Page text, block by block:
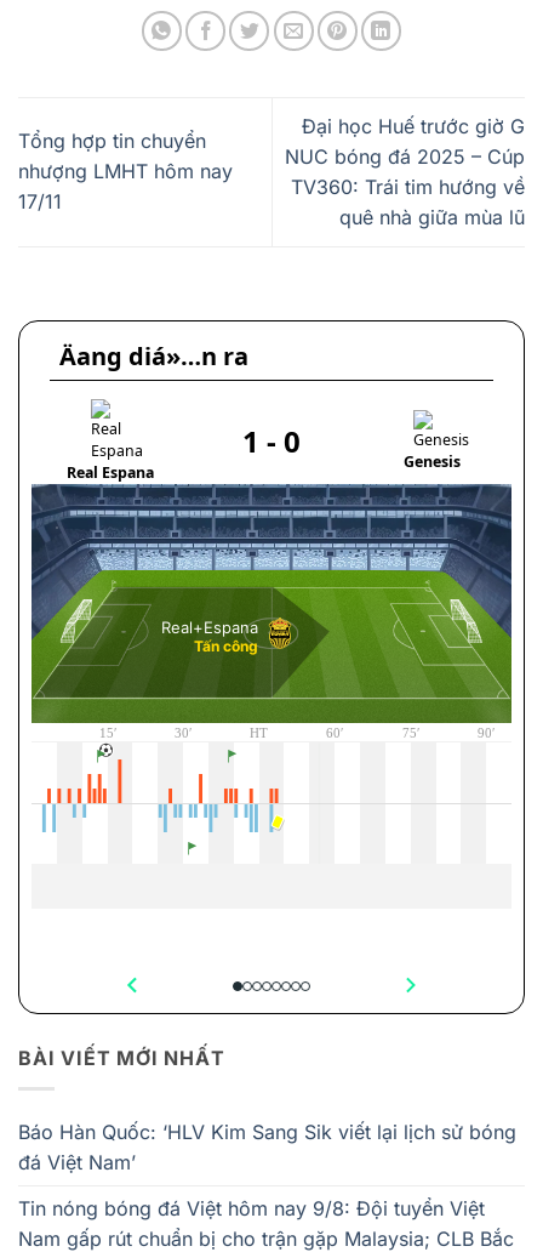
Tổng hợp tin chuyển
nhượng LMHT hôm nay
17/11
Đại học Huế trước giờ G
NUC bóng đá 2025 – Cúp
TV360: Trái tim hướng về
quê nhà giữa mùa lũ
Äang diá»…n ra
Real Espana
1 - 0
Genesis
BÀI VIẾT MỚI NHẤT
Báo Hàn Quốc: ‘HLV Kim Sang Sik viết lại lịch sử bóng
đá Việt Nam’
Tin nóng bóng đá Việt hôm nay 9/8: Đội tuyển Việt
Nam gấp rút chuẩn bị cho trận gặp Malaysia; CLB Bắc